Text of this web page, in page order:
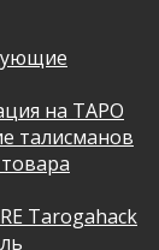
на ТАРО
талисманов
Tarogahack